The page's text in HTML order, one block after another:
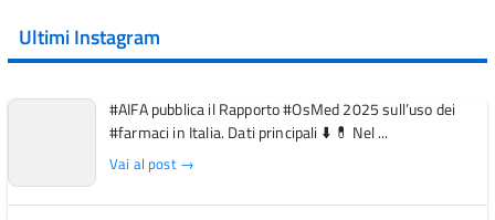
Ultimi Instagram
#AIFA pubblica il Rapporto #OsMed 2025 sull’uso dei
#farmaci in Italia. Dati principali ⬇️ 💊 Nel ...
Vai al post →